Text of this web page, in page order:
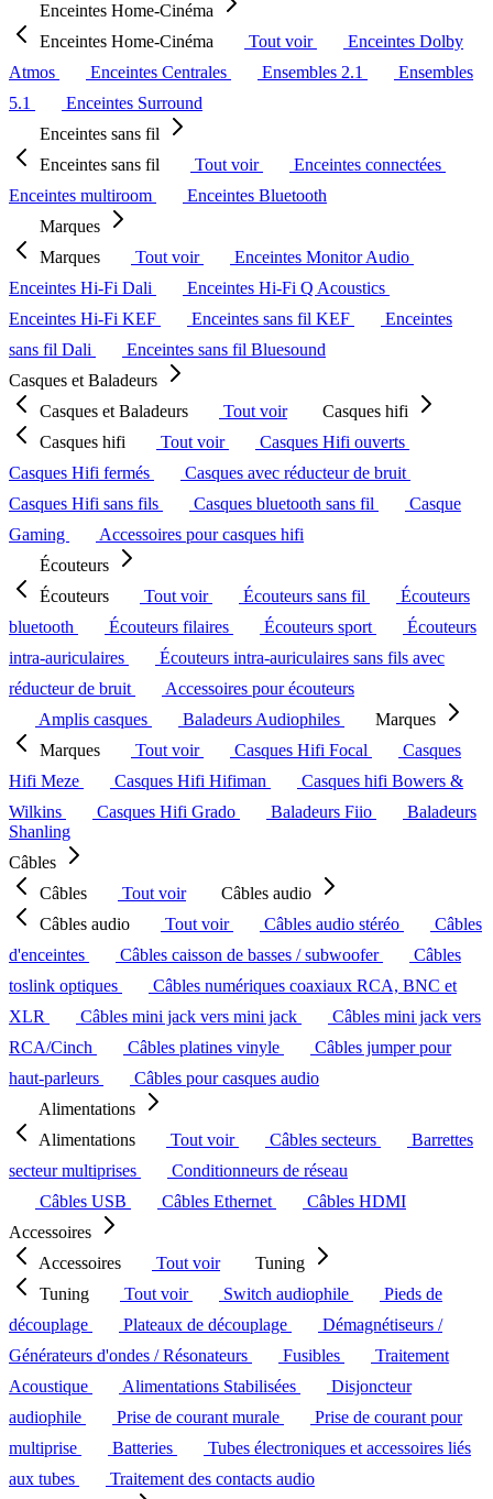
Enceintes Home-Cinéma
Enceintes Home-Cinéma
Tout voir
Enceintes Dolby
Atmos
Enceintes Centrales Ensembles 2.1
Ensembles
5.1
Enceintes Surround
Enceintes sans fil
Enceintes sans fil
Tout voir
Enceintes connectées
Enceintes multiroom
Enceintes Bluetooth
Marques
Marques
Tout voir
Enceintes Monitor Audio
Enceintes Hi-Fi Dali
Enceintes Hi-Fi Q Acoustics
Enceintes Hi-Fi KEF
Enceintes sans fil KEF
Enceintes
sans fil Dali
Enceintes sans fil Bluesound
Casques et Baladeurs
Casques et Baladeurs
Tout voir
Casques hifi
Casques hifi
Tout voir
Casques Hifi ouverts
Casques Hifi fermés
Casques avec réducteur de bruit
Casques Hifi sans fils
Casques bluetooth sans fil
Casque
Gaming
Accessoires pour casques hifi
Écouteurs
Écouteurs
Tout voir Écouteurs sans fil
Écouteurs
bluetooth
Écouteurs filaires Écouteurs sport
Écouteurs
intra-auriculaires
Écouteurs intra-auriculaires sans fils avec
réducteur de bruit
Accessoires pour écouteurs
Amplis casques
Baladeurs Audiophiles
Marques
Marques
Tout voir Casques Hifi Focal
Casques
Hifi Meze
Casques Hifi Hifiman
Casques hifi Bowers &
Wilkins
Casques Hifi Grado Baladeurs Fiio
Baladeurs
Shanling
Câbles
Câbles
Tout voir
Câbles audio
Câbles audio
Tout voir Câbles audio stéréo
Câbles
d'enceintes
Câbles caisson de basses / subwoofer
Câbles
toslink optiques
Câbles numériques coaxiaux RCA, BNC et
XLR
Câbles mini jack vers mini jack
Câbles mini jack vers
RCA/Cinch
Câbles platines vinyle
Câbles jumper pour
haut-parleurs
Câbles pour casques audio
Alimentations
Alimentations
Tout voir Câbles secteurs
Barrettes
secteur multiprises
Conditionneurs de réseau
Câbles USB
Câbles Ethernet
Câbles HDMI
Accessoires
Accessoires
Tout voir
Tuning
Tuning
Tout voir Switch audiophile
Pieds de
découplage
Plateaux de découplage
Démagnétiseurs /
Générateurs d'ondes / Résonateurs
Fusibles
Traitement
Acoustique
Alimentations Stabilisées
Disjoncteur
audiophile
Prise de courant murale
Prise de courant pour
multiprise
Batteries
Tubes électroniques et accessoires liés
aux tubes
Traitement des contacts audio